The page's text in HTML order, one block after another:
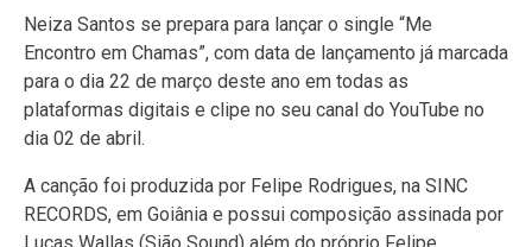
Neiza Santos se prepara para lançar o single “Me
Encontro em Chamas”, com data de lançamento já marcada
para o dia 22 de março deste ano em todas as
plataformas digitais e clipe no seu canal do YouTube no
dia 02 de abril.
A canção foi produzida por Felipe Rodrigues, na SINC
RECORDS, em Goiânia e possui composição assinada por
Lucas Wallas (Sião Sound) além do próprio Felipe